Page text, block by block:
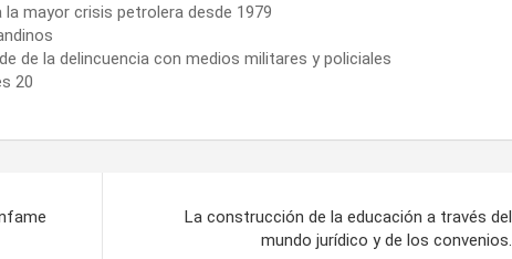
la mayor crisis petrolera desde 1979
de la delincuencia con medios militares y policiales
20
La construcción de la educación a través del
mundo jurídico y de los convenios.